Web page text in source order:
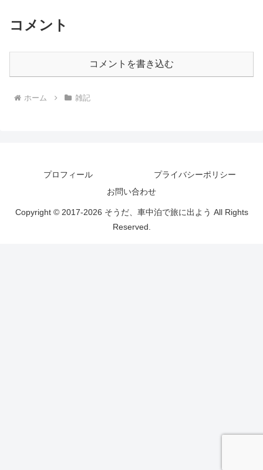
コメント
コメントを書き込む
ホーム 雑記
プロフィール
プライバシーポリシー
お問い合わせ
Copyright © 2017-2026 そうだ、車中泊で旅に出よう All Rights
Reserved.